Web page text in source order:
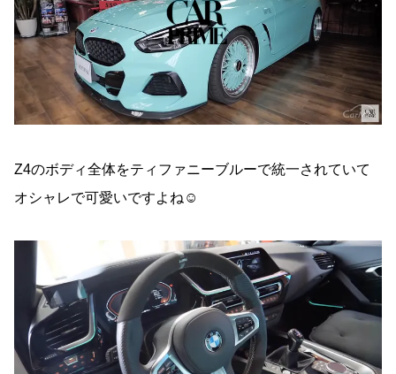
Z4のボディ全体をティファニーブルーで統一されていて
オシャレで可愛いですよね☺️